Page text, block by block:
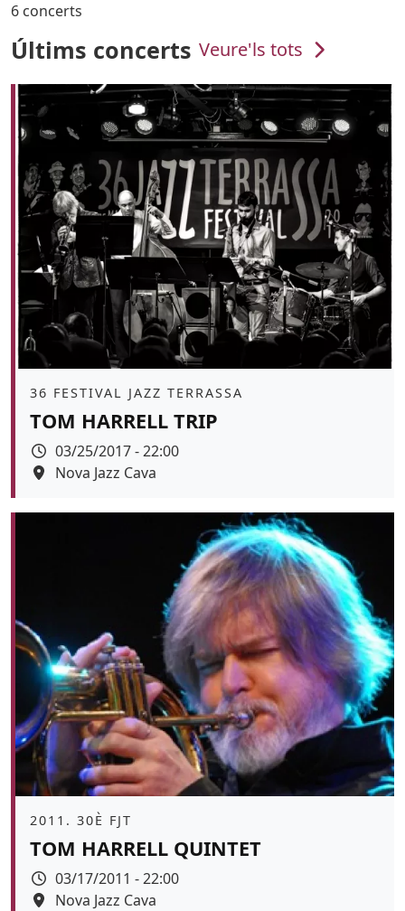
6 concerts
Últims concerts Veure'ls tots
Àmbit
36 FESTIVAL JAZZ TERRASSA
TOM HARRELL TRIP
Data
03/25/2017 - 22:00
Espai
Nova Jazz Cava
Àmbit
2011. 30È FJT
TOM HARRELL QUINTET
Data
03/17/2011 - 22:00
Espai
Nova Jazz Cava